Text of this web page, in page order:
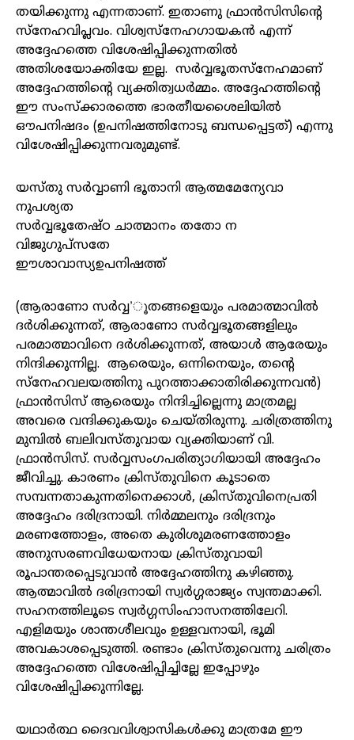
തയിക്കുന്നു എന്നതാണ്. ഇതാണു ഫ്രാൻസിസിന്റെ
സ്‌നേഹവിപ്ലവം. വിശ്വസ്‌നേഹഗായകൻ എന്ന്
അദ്ദേഹത്തെ വിശേഷിപ്പിക്കുന്നതിൽ
അതിശയോക്തിയേ ഇല്ല. സർവ്വഭൂതസ്‌നേഹമാണ്
അദ്ദേഹത്തിന്റെ വ്യക്തിത്വധർമ്മം. അദ്ദേഹത്തിന്റെ
ഈ സംസ്‌ക്കാരത്തെ ഭാരതീയശൈലിയിൽ
ഔപനിഷദം (ഉപനിഷത്തിനോടു ബന്ധപ്പെട്ടത്) എന്നു
വിശേഷിപ്പിക്കുന്നവരുമുണ്ട്.
യസ്തു സർവ്വാണി ഭൂതാനി ആത്മമേന്യേവാ
നുപശ്യത
സർവ്വഭൂതേഷ്ഠ ചാത്മാനം തതോ ന
വിജുഗുപ്‌സതേ
ഈശാവാസ്യഉപനിഷത്ത്
(ആരാണോ സർവ്വ’ൂതങ്ങളെയും പരമാത്മാവിൽ
ദർശിക്കുന്നത്, ആരാണോ സർവ്വഭൂതങ്ങളിലും
പരമാത്മാവിനെ ദർശിക്കുന്നത്, അയാൾ ആരേയും
നിന്ദിക്കുന്നില്ല. ആരെയും, ഒന്നിനെയും, തന്റെ
സ്‌നേഹവലയത്തിനു പുറത്താക്കാതിരിക്കുന്നവൻ)
ഫ്രാൻസിസ് ആരെയും നിന്ദിച്ചില്ലെന്നു മാത്രമല്ല
അവരെ വന്ദിക്കുകയും ചെയ്തിരുന്നു. ചരിത്രത്തിനു
മുമ്പിൽ ബലിവസ്തുവായ വ്യക്തിയാണ് വി.
ഫ്രാൻസിസ്. സർവ്വസംഗപരിത്യാഗിയായി അദ്ദേഹം
ജീവിച്ചു. കാരണം ക്രിസ്തുവിനെ കൂടാതെ
സമ്പന്നതാകുന്നതിനെക്കാൾ, ക്രിസ്തുവിനെപ്രതി
അദ്ദേഹം ദരിദ്രനായി. നിർമ്മലനും ദരിദ്രനും
മരണത്തോളം, അതെ കുരിശുമരണത്തോളം
അനുസരണവിധേയനായ ക്രിസ്തുവായി
രൂപാന്തരപ്പെടുവാൻ അദ്ദേഹത്തിനു കഴിഞ്ഞു.
ആത്മാവിൽ ദരിദ്രനായി സ്വർഗ്ഗരാജ്യം സ്വന്തമാക്കി.
സഹനത്തിലൂടെ സ്വർഗ്ഗസിംഹാസനത്തിലേറി.
എളിമയും ശാന്തശീലവും ഉള്ളവനായി, ഭൂമി
അവകാശപ്പെടുത്തി. രണ്ടാം ക്രിസ്തുവെന്നു ചരിത്രം
അദ്ദേഹത്തെ വിശേഷിപ്പിച്ചില്ലേ ഇപ്പോഴും
വിശേഷിപ്പിക്കുന്നില്ലേ.
യഥാർത്ഥ ദൈവവിശ്വാസികൾക്കു മാത്രമേ ഈ